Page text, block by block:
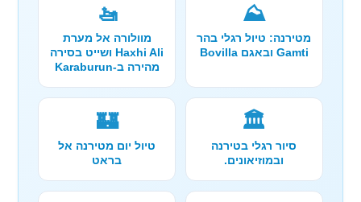
⛰️
מטירנה: טיול רגלי בהר
Gamti ובאגם Bovilla
🚤
מוולורה אל מערת
Haxhi Ali ושייט בסירה
מהירה ב-Karaburun
🏛️
סיור רגלי בטירנה
ובמוזיאונים.
🏰
טיול יום מטירנה אל
בראט